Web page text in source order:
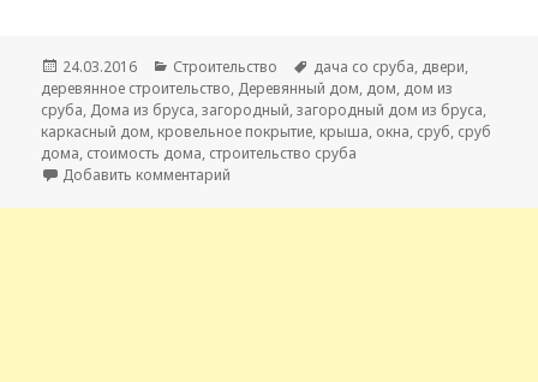
Опубликовано
24.03.2016 Рубрики
Строительство Метки
дача со сруба, двери,
деревянное строительство, Деревянный дом, дом, дом из
сруба, Дома из бруса,загородный,загородный дом из бруса,
каркасный дом, кровельное покрытие, крыша, окна, сруб, сруб
дома, стоимость дома, строительство сруба
Добавить комментарий